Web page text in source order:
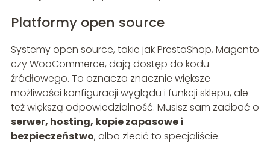
Platformy open source
Systemy open source, takie jak PrestaShop, Magento
czy WooCommerce, dają dostęp do kodu
źródłowego. To oznacza znacznie większe
możliwości konfiguracji wyglądu i funkcji sklepu, ale
też większą odpowiedzialność. Musisz sam zadbać o
serwer, hosting, kopie zapasowe i
bezpieczeństwo, albo zlecić to specjaliście.